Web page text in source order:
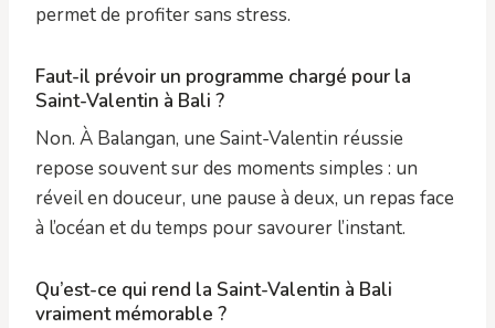
permet de profiter sans stress.
Faut-il prévoir un programme chargé pour la
Saint-Valentin à Bali ?
Non. À Balangan, une Saint-Valentin réussie
repose souvent sur des moments simples : un
réveil en douceur, une pause à deux, un repas face
à l’océan et du temps pour savourer l’instant.
Qu’est-ce qui rend la Saint-Valentin à Bali
vraiment mémorable ?